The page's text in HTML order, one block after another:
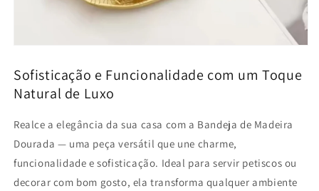
Sofisticação e Funcionalidade com um Toque
Natural de Luxo
Realce a elegância da sua casa com a Bandeja de Madeira
Dourada — uma peça versátil que une charme,
funcionalidade e sofisticação. Ideal para servir petiscos ou
decorar com bom gosto, ela transforma qualquer ambiente